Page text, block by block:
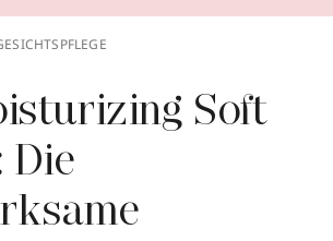
Soft
Die